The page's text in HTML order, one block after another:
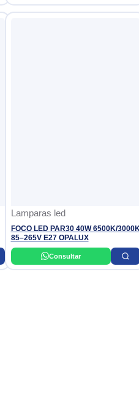
Lamparas led
FOCO LED PAR30 40W 6500K/
85–265V E27 OPALUX
Consultar